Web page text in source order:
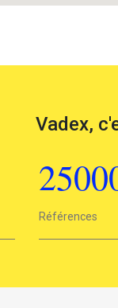
Vadex,
25000
Références